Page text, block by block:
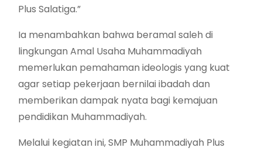
Plus Salatiga.”
Ia menambahkan bahwa beramal saleh di
lingkungan Amal Usaha Muhammadiyah
memerlukan pemahaman ideologis yang kuat
agar setiap pekerjaan bernilai ibadah dan
memberikan dampak nyata bagi kemajuan
pendidikan Muhammadiyah.
Melalui kegiatan ini, SMP Muhammadiyah Plus